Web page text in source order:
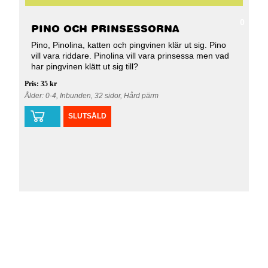
PINO OCH PRINSESSORNA
Pino, Pinolina, katten och pingvinen klär ut sig. Pino
vill vara riddare. Pinolina vill vara prinsessa men vad
har pingvinen klätt ut sig till?
Pris: 35 kr
Ålder: 0-4, Inbunden, 32 sidor, Hård pärm
SLUTSÅLD